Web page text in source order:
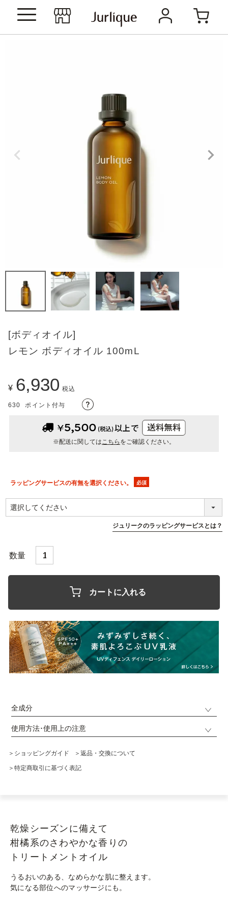
[ボディオイル]
レモン ボディオイル 100mL
¥ 6,930 税込
630 ポイント付与
※配送に関してはこちら をご確認ください。
ラッピングサービスの有無を選択ください。
ジュリークのラッピングサービスとは？
カートに入れる
全成分
使用方法･使用上の注意
＞ショッピングガイド ＞返品・交換について
＞特定商取引に基づく表記
乾燥シーズンに備えて
柑橘系のさわやかな香りの
トリートメントオイル
うるおいのある、なめらかな肌に整えます。
気になる部位へのマッサージにも。